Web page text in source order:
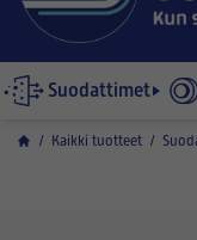
Suodattimet
/ Kaikki tuotteet /